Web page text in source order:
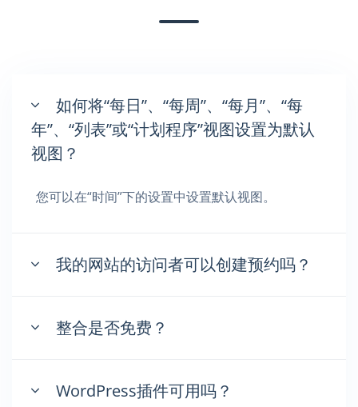
如何将“每日”、“每周”、“每月”、“每
年”、“列表”或“计划程序”视图设置为默认
视图？
您可以在“时间”下的设置中设置默认视图。
我的网站的访问者可以创建预约吗？
整合是否免费？
WordPress插件可用吗？